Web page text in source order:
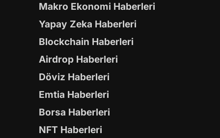
Makro Ekonomi Haberleri
Yapay Zeka Haberleri
Blockchain Haberleri
Airdrop Haberleri
Döviz Haberleri
Emtia Haberleri
Borsa Haberleri
NFT Haberleri